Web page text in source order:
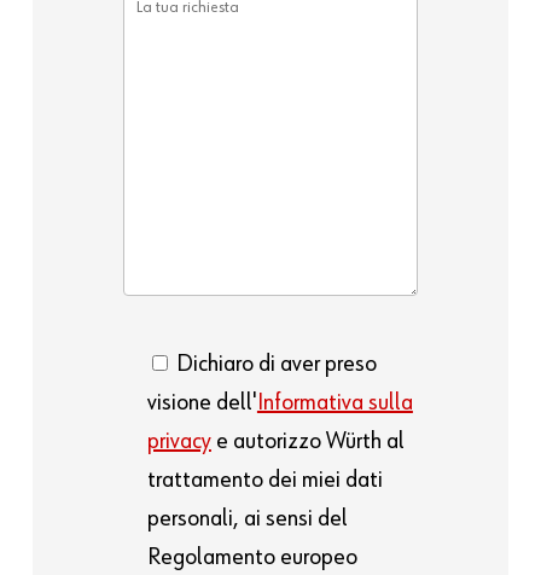
Dichiaro di aver preso
visione dell' Informativa sulla
privacye autorizzo Würth al
trattamento dei miei dati
personali, ai sensi del
Regolamento europeo